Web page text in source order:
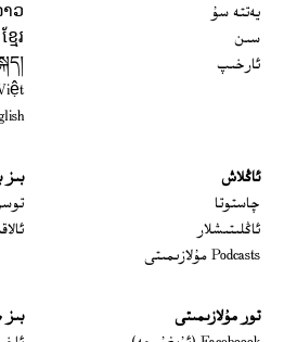
يەتتە سۇ
سىن
ئارخىپ
ວ
ខ្មែរ
ئاڭلاش
چاستوتا
ئاڭلىتىشلار
Podcasts مۇلازىمىتى
بىز
تور مۇلازىمىتى
بىز